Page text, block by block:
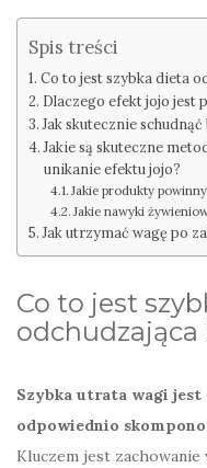
Spis treści
Co to jest szybka dieta
Dlaczego efekt jojo jest
Jak skutecznie
Jakie są skuteczne
unikanie efektu jojo?
Jakie produkty
Jakie nawyki
Jak utrzymać wagę po
Co to jest
odchudzająca
Szybka utrata wagi jest
odpowiednio
Kluczem jest